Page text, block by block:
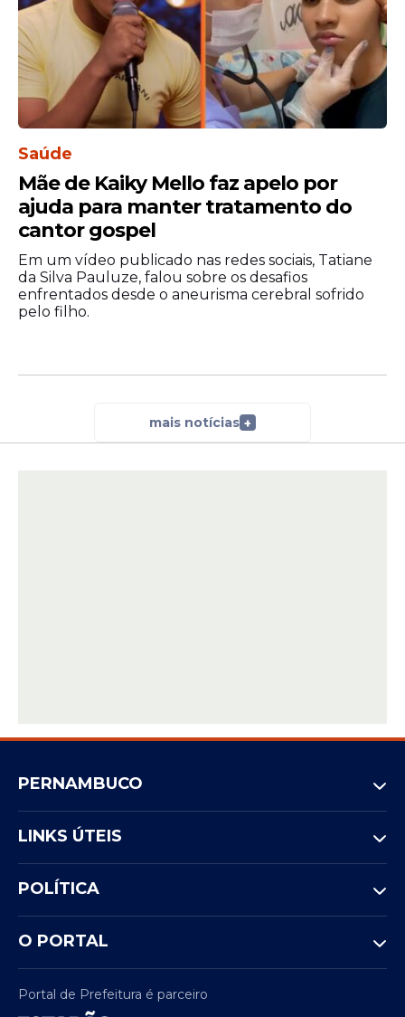
Saúde
Mãe de Kaiky Mello faz apelo por
ajuda para manter tratamento do
cantor gospel
Em um vídeo publicado nas redes sociais, Tatiane
da Silva Pauluze, falou sobre os desafios
enfrentados desde o aneurisma cerebral sofrido
pelo filho.
mais notícias +
PERNAMBUCO
LINKS ÚTEIS
POLÍTICA
O PORTAL
Portal de Prefeitura é parceiro